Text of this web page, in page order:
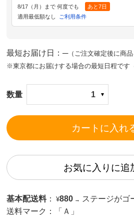
8/17（月）まで 何度でも
あと7日
適用最低額なし
ご利用条件
最短お届け日：─（ご注文確定後に商品
※東京都にお届けする場合の最短日程です
数量 1
カートに入れ
お気に入りに追
基本配送料 ： ¥880 → ステージがゴ
送料マーク：
「Ａ」